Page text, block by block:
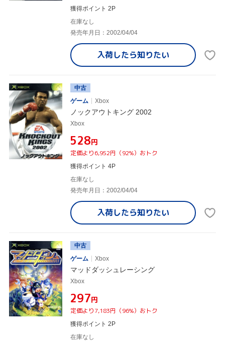
獲得ポイント 2P
在庫なし
発売年月日：2002/04/04
入荷したら知りたい
中古
ゲーム
Xbox
ノックアウトキング 2002
Xbox
¥528円
定価より6,952円（92%）おトク
獲得ポイント 4P
在庫なし
発売年月日：2002/04/04
入荷したら知りたい
中古
ゲーム
Xbox
マッドダッシュレーシング
Xbox
¥297円
定価より7,183円（96%）おトク
獲得ポイント 2P
在庫なし